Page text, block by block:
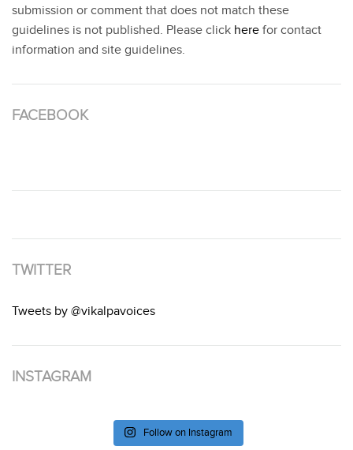
submission or comment that does not match these
guidelines is not published. Please click here for contact
information and site guidelines.
FACEBOOK
TWITTER
Tweets by @vikalpavoices
INSTAGRAM
Follow on Instagram